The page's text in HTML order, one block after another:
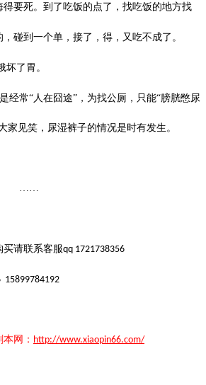
要死。到了吃饭的点了，找吃饭的地方找
碰到一个单，接了，得，又吃不成了。
坏了胃。
经常“人在囧途”，为找公厕，只能“膀胱憋尿
家见笑，尿湿裤子的情况是时有发生。
买请联系客服qq 1721738356
15899784192
本网： http://www.xiaopin66.com/